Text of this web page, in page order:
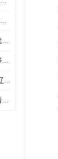
佛山市膜结构车棚安装厂家发货安装
膜结构车棚 厂家制作材料批发安装一体式工厂
佛山大型架空电动棚 过道移动雨蓬 屋轨道悬空棚免费测量
篮球场景观棚 提供图纸 通辽膜结构厂家
北海物流雨棚厂家 体育场看台雨棚 价格优惠